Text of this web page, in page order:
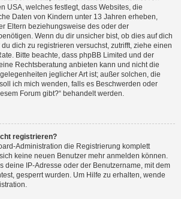
USA, welches festlegt, dass Websites, die
Daten von Kindern unter 13 Jahren erheben,
Eltern beziehungsweise des oder der
Wenn du dir unsicher bist, ob dies auf dich
dich zu registrieren versuchst, zutrifft, ziehe einen
Bitte beachte, dass phpBB Limited und der
Rechtsberatung anbieten kann und nicht die
jeglicher Art ist; außer solchen, die
ich mich wenden, falls es Beschwerden oder
Forum gibt?“ behandelt werden.
registrieren?
Administration die Registrierung komplett
keine neuen Benutzer mehr anmelden können.
deine IP-Adresse oder der Benutzername, mit dem
gesperrt wurden. Um Hilfe zu erhalten, wende